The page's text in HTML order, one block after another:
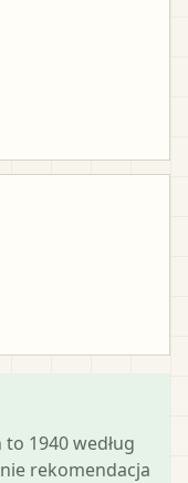
1940 według
rekomendacja